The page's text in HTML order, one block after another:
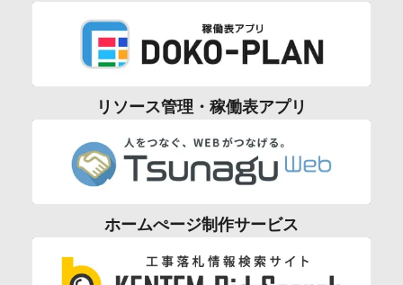
リソース管理・稼働表アプリ
ホームぺージ制作サービス